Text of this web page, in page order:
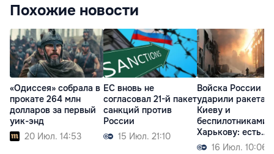
Похожие новости
«Одиссея» собрала в
прокате 264 млн
долларов за первый
уик-энд
20 Июл. 14:53
ЕС вновь не
согласовал 21-й пакет
санкций против
России
15 Июл. 21:10
Войска России
ударили
Киеву и
беспилотниками
Харькову: есть
жертвы16 Июл. 10:06